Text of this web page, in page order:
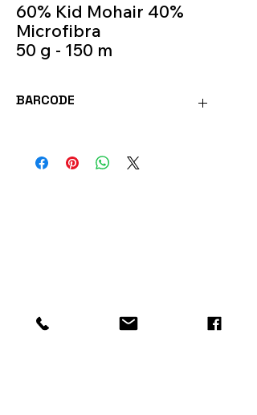
60% Kid Mohair 40%
Microfibra
50 g - 150 m
Colour 250
BARCODE